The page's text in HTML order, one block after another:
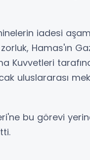
iadesi
Hamas'ın
Kuvvetleri
uluslararası
bu görevi